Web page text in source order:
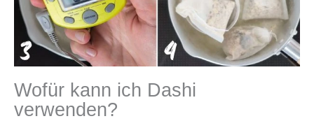
Wofür kann ich Dashi
verwenden?